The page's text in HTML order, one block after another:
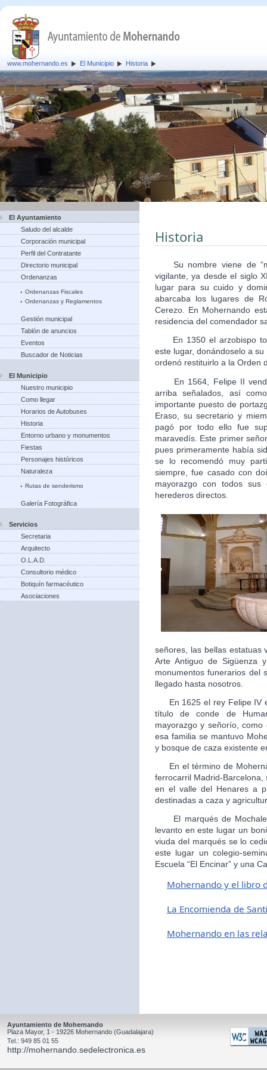
www.mohernando.es El Municipio Historia
El Ayuntamiento
Saludo del alcalde
Corporación municipal
Perfil del Contratante
Directorio municipal
Ordenanzas
Ordenanzas Fiscales
Ordenanzas y Reglamentos
Gestión municipal
Tablón de anuncios
Eventos
Buscador de Noticias
El Municipio
Nuestro municipio
Como llegar
Horarios de Autobuses
Historia
Entorno urbano y monumentos
Fiestas
Personajes históricos
Naturaleza
Rutas de senderismo
Galería Fotográfica
Servicios
Secretaria
Arquitecto
O.L.A.D.
Consultorio médico
Botiquín farmacéutico
Asociaciones
Historia
Su nombre viene de
vigilante, ya desde el siglo
lugar para su cuido y
abarcaba los lugares de
Cerezo. En Mohernando
residencia del comendador
En 1350 el arzobispo
este lugar, donándoselo a
ordenó restituirlo a la Orden
En 1564, Felipe II
arriba señalados, así
importante puesto de
Eraso, su secretario y
pagó por todo ello fue
maravedís. Este primer
pues primeramente había
se lo recomendó muy
siempre, fue casado con
mayorazgo con todos
herederos directos.
señores, las bellas estatuas
Arte Antiguo de Sigüenza
monumentos funerarios del
llegado hasta nosotros.
En 1625 el rey Felipe IV
título de conde de
mayorazgo y señorío,
esa familia se mantuvo
y bosque de caza existente
En el término de
ferrocarril Madrid-
en el valle del Henares a
destinadas a caza y
El marqués de
levanto en este lugar un
viuda del marqués se lo
este lugar un colegio-
Escuela “El Encinar” y una
Mohernando y el libro
La Encomienda de
Mohernando en las
Ayuntamiento de Mohernando
Plaza Mayor, 1 - 19226 Mohernando (Guadalajara)
Tel.: 949 85 01 55
http://mohernando.sedelectronica.es